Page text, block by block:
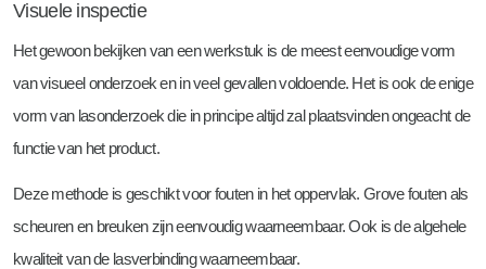
Visuele inspectie
Het gewoon bekijken van een werkstuk is de meest eenvoudige vorm
van visueel onderzoek en in veel gevallen voldoende. Het is ook de enige
vorm van lasonderzoek die in principe altijd zal plaatsvinden ongeacht de
functie van het product.
Deze methode is geschikt voor fouten in het oppervlak. Grove fouten als
scheuren en breuken zijn eenvoudig waarneembaar. Ook is de algehele
kwaliteit van de lasverbinding waarneembaar.